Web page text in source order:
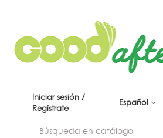
Iniciar sesión /
Regístrate
Español